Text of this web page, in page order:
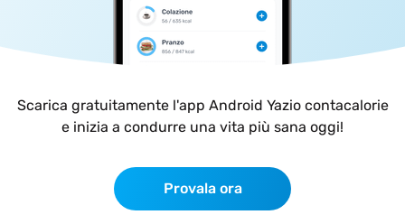
Scarica gratuitamente l'app Android Yazio contacalorie
e inizia a condurre una vita più sana oggi!
Provala ora